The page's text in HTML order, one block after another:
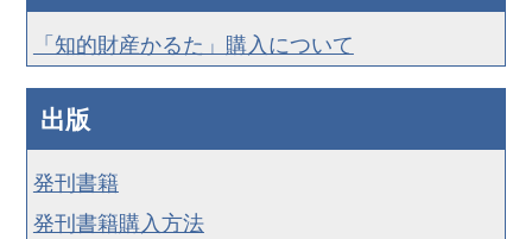
「知的財産かるた」購入について
出版
発刊書籍
発刊書籍購入方法